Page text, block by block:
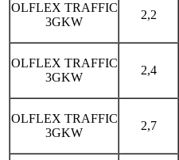
OLFLEX TRAFFIC
3GKW
2,2
OLFLEX TRAFFIC
3GKW
2,4
OLFLEX TRAFFIC
3GKW
2,7